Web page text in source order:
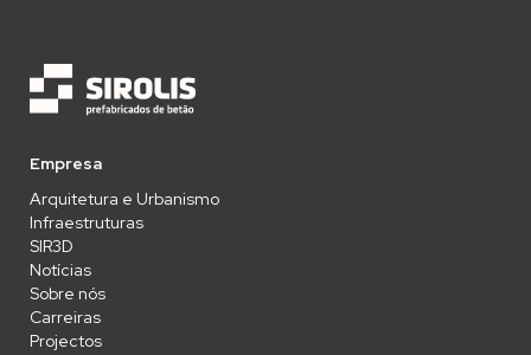
Empresa
Arquitetura e Urbanismo
Infraestruturas
SIR3D
Notícias
Sobre nós
Carreiras
Projectos